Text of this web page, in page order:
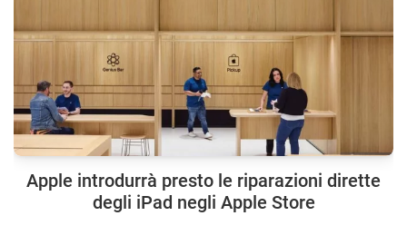
Apple introdurrà presto le riparazioni dirette
degli iPad negli Apple Store